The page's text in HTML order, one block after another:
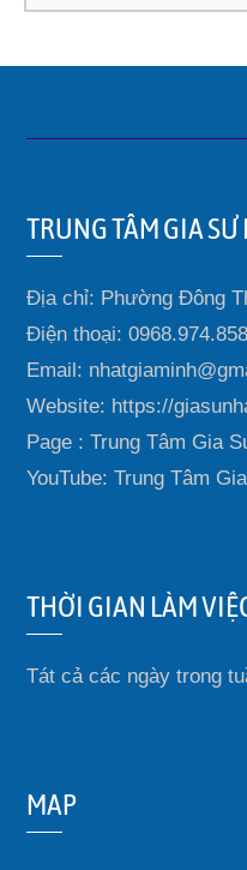
TRUNG TÂM GIA
Địa chỉ: Phường Đông
Điện thoại: 0968.974.858
Email:
Website: https://
Page : Trung Tâm Gia
YouTube: Trung Tâm
THỜI GIAN LÀM
Tát cả các ngày trong
MAP